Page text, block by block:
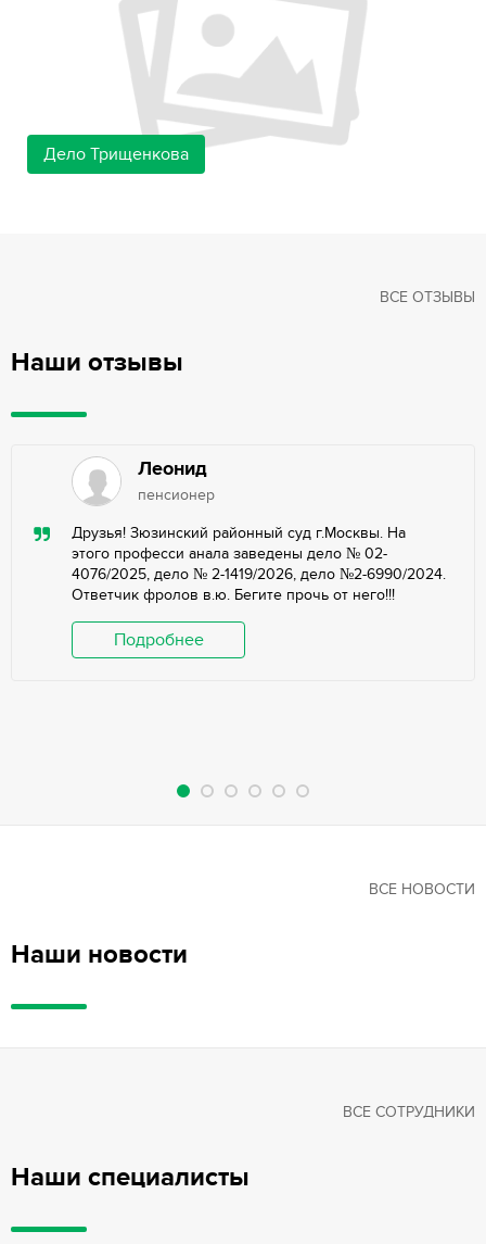
Дело Трищенкова
Наши отзывы
ВСЕ ОТЗЫВЫ
Леонид
пенсионер
Друзья! Зюзинский районный суд г.Москвы. На
этого професси анала заведены дело № 02-
4076/2025, дело № 2-1419/2026, дело №2-6990/2024.
Ответчик фролов в.ю. Бегите прочь от него!!!
Подробнее
Наши новости
ВСЕ НОВОСТИ
Наши специалисты
ВСЕ СОТРУДНИКИ